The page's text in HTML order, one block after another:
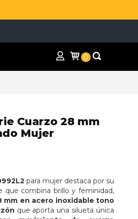
0
Cuarzo 28 mm
Mujer
para mujer destaca por su
que combina brillo y feminidad,
mm en acero inoxidable tono
que aporta una silueta única